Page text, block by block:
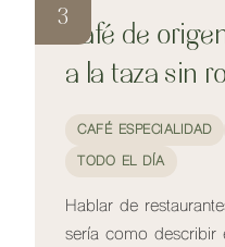
3Café de
a la taza sin
CAFÉ ESPECIALIDAD
TODO EL DÍA
Hablar de
sería como describir